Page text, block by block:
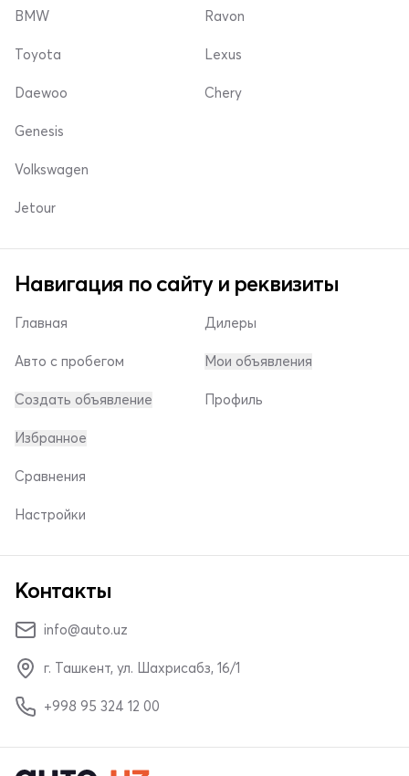
BMW
Toyota
Daewoo
Ravon
Lexus
Chery
Genesis
Volkswagen
Jetour
Навигация по сайту и реквизиты
Главная
Авто с пробегом
Создать объявление
Дилеры
Мои объявления
Профиль
Избранное
Сравнения
Настройки
Контакты
info@auto.uz
г. Ташкент, ул. Шахрисабз, 16/1
+998 95 324 12 00